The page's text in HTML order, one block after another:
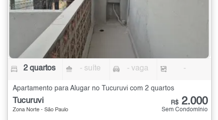
2 quartos - suíte - vaga -
Apartamento para Alugar no Tucuruvi com 2 quartos
Tucuruvi
Zona Norte - São Paulo
R$ 2.000
Sem Condomínio